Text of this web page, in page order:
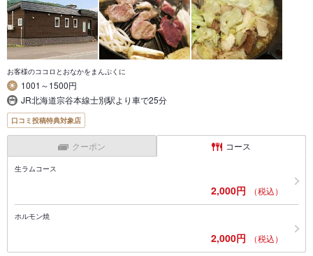
お客様のココロとおなかをまんぷくに
1001～1500円
JR北海道宗谷本線士別駅より車で25分
口コミ投稿特典対象店
クーポン コース
生ラムコース
2,000円 （税込）
ホルモン焼
2,000円 （税込）